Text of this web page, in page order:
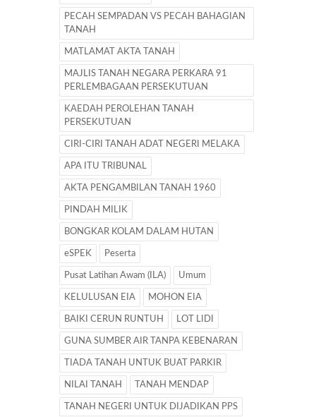
PECAH SEMPADAN VS PECAH BAHAGIAN
TANAH
MATLAMAT AKTA TANAH
MAJLIS TANAH NEGARA PERKARA 91
PERLEMBAGAAN PERSEKUTUAN
KAEDAH PEROLEHAN TANAH
PERSEKUTUAN
CIRI-CIRI TANAH ADAT NEGERI MELAKA
APA ITU TRIBUNAL
AKTA PENGAMBILAN TANAH 1960
PINDAH MILIK
BONGKAR KOLAM DALAM HUTAN
eSPEK Peserta
Pusat Latihan Awam (ILA) Umum
KELULUSAN EIA MOHON EIA
BAIKI CERUN RUNTUH LOT LIDI
GUNA SUMBER AIR TANPA KEBENARAN
TIADA TANAH UNTUK BUAT PARKIR
NILAI TANAH TANAH MENDAP
TANAH NEGERI UNTUK DIJADIKAN PPS